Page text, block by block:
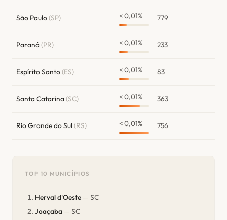
São Paulo(SP) < 0,01% 779
Paraná (PR) < 0,01% 233
Espírito Santo(ES) < 0,01% 83
Santa Catarina (SC) < 0,01% 363
Rio Grande do Sul(RS) < 0,01% 756
TOP 10 MUNICÍPIOS
Herval d'Oeste — SC
Joaçaba — SC